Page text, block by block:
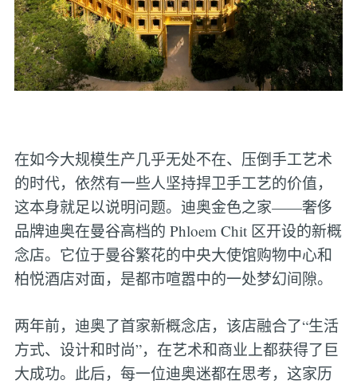
在如今大规模生产几乎无处不在、压倒手工艺术
的时代，依然有一些人坚持捍卫手工艺的价值，
这本身就足以说明问题。迪奥金色之家——奢侈
品牌迪奥在曼谷高档的 Phloem Chit 区开设的新概
念店。它位于曼谷繁花的中央大使馆购物中心和
柏悦酒店对面，是都市喧嚣中的一处梦幻间隙。
两年前，迪奥了首家新概念店，该店融合了“生活
方式、设计和时尚”，在艺术和商业上都获得了巨
大成功。此后，每一位迪奥迷都在思考，这家历